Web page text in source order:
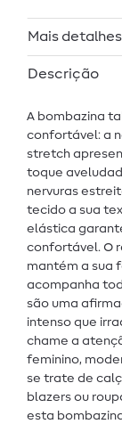
Mais detalhes
Descrição
A bombazina
confortável: a
stretch
toque
nervuras
tecido a sua
elástica
confortável. O
mantém a sua
acompanha
são uma
intenso que
chame a
feminino,
se trate de
blazers ou
esta